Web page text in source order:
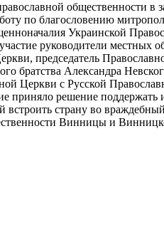
общественности в
по благословению
Украинской
руководители местных
председатель
братства Александра
Церкви с Русской
приняло решение поддержать
страну во
Винницы и